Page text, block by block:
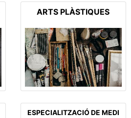
ARTS PLÀSTIQUES
ESPECIALITZACIÓ DE MEDI